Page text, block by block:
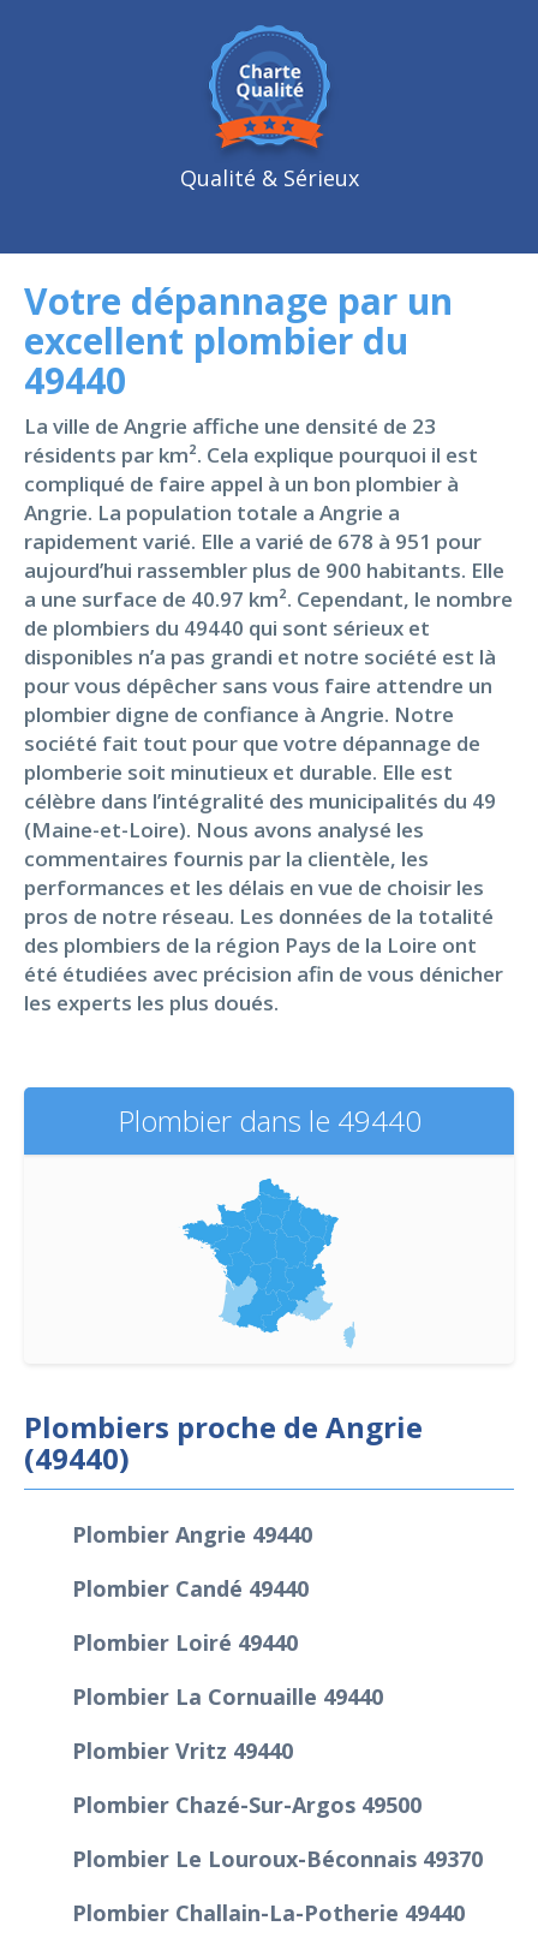
Qualité & Sérieux
Votre dépannage par un
excellent plombier du
49440
La ville de Angrie affiche une densité de 23
résidents par km². Cela explique pourquoi il est
compliqué de faire appel à un bon plombier à
Angrie. La population totale a Angrie a
rapidement varié. Elle a varié de 678 à 951 pour
aujourd’hui rassembler plus de 900 habitants. Elle
a une surface de 40.97 km². Cependant, le nombre
de plombiers du 49440 qui sont sérieux et
disponibles n’a pas grandi et notre société est là
pour vous dépêcher sans vous faire attendre un
plombier digne de confiance à Angrie. Notre
société fait tout pour que votre dépannage de
plomberie soit minutieux et durable. Elle est
célèbre dans l’intégralité des municipalités du 49
(Maine-et-Loire). Nous avons analysé les
commentaires fournis par la clientèle, les
performances et les délais en vue de choisir les
pros de notre réseau. Les données de la totalité
des plombiers de la région Pays de la Loire ont
été étudiées avec précision afin de vous dénicher
les experts les plus doués.
Plombier dans le 49440
Plombiers proche de Angrie
(49440)
Plombier Angrie 49440
Plombier Candé 49440
Plombier Loiré 49440
Plombier La Cornuaille 49440
Plombier Vritz 49440
Plombier Chazé-Sur-Argos 49500
Plombier Le Louroux-Béconnais 49370
Plombier Challain-La-Potherie 49440